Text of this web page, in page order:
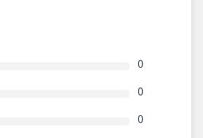
0
0
0